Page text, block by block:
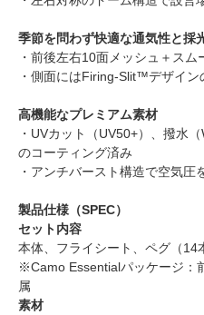
季節を問わず快適な通気性と採
・前後左右10面メッシュ＋スム
・側面にはFiring-Slit™デザイ
高機能なプレミアム素材
・UVカット（UV50+）、撥水
のコーティング済み
・アンチバースト構造で空気
製品仕様（SPEC）
セット内容
本体、フライシート、ペグ（14
※Camo Essentialパッケージ：
属
素材